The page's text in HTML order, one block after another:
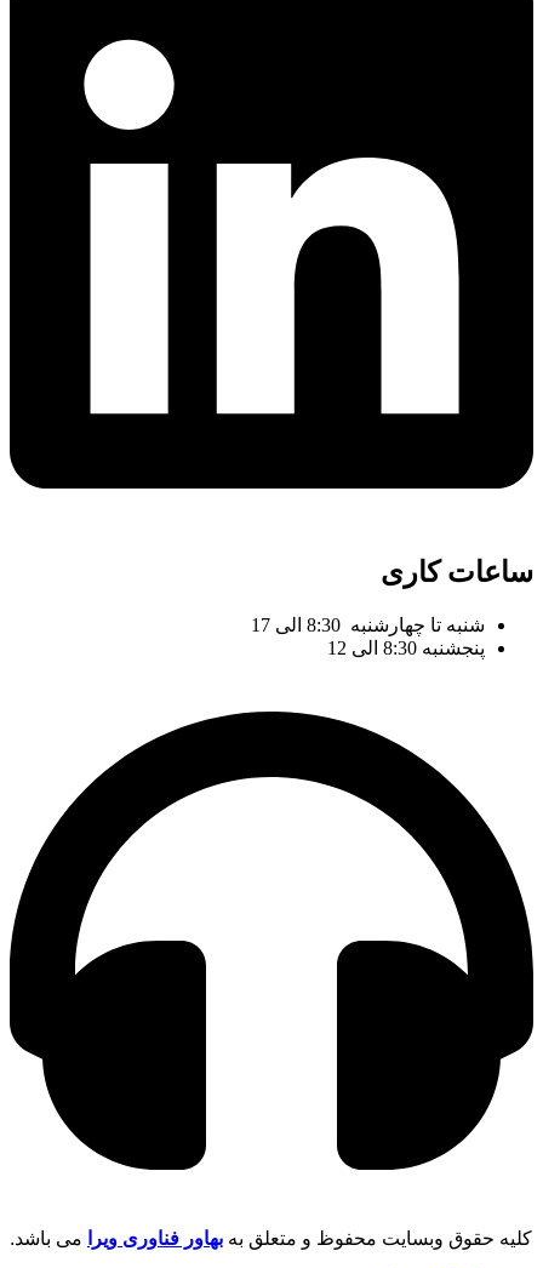
ساعات کاری
شنبه تا چهارشنبه 8:30 الی 17
پنجشنبه 8:30 الی 12
کلیه حقوق وبسایت محفوظ و متعلق به بهاور فناوری ویرا می باشد.